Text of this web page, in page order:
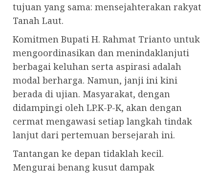
tujuan yang sama: mensejahterakan rakyat
Tanah Laut.
Komitmen Bupati H. Rahmat Trianto untuk
mengoordinasikan dan menindaklanjuti
berbagai keluhan serta aspirasi adalah
modal berharga. Namun, janji ini kini
berada di ujian. Masyarakat, dengan
didampingi oleh LP.K-P-K, akan dengan
cermat mengawasi setiap langkah tindak
lanjut dari pertemuan bersejarah ini.
Tantangan ke depan tidaklah kecil.
Mengurai benang kusut dampak